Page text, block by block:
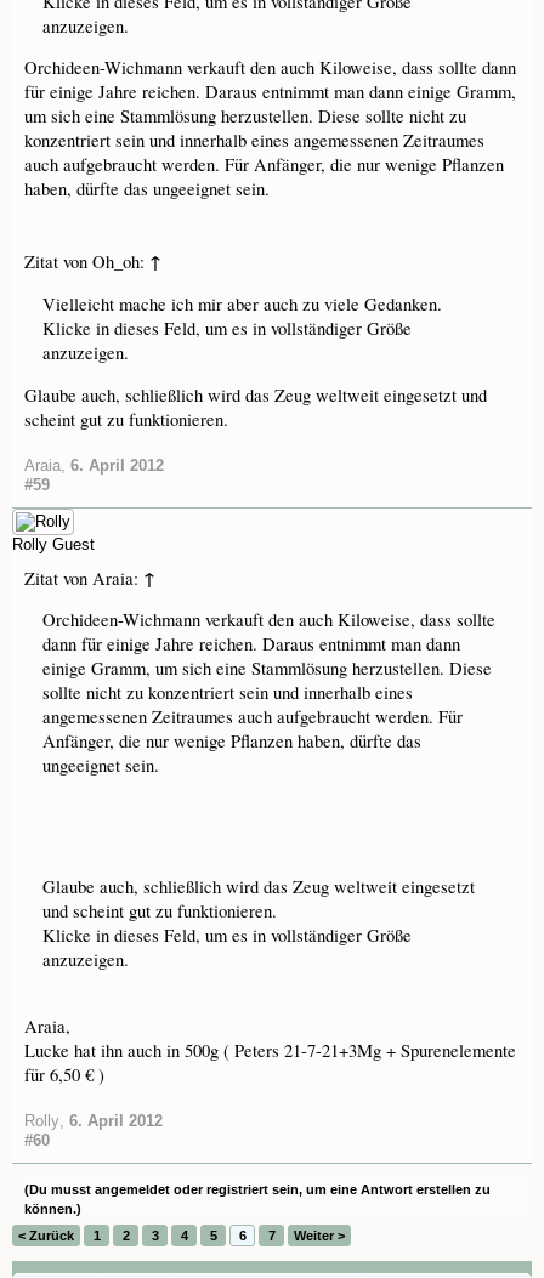
anzuzeigen.
Orchideen-Wichmann verkauft den auch Kiloweise, dass sollte dann
für einige Jahre reichen. Daraus entnimmt man dann einige Gramm,
um sich eine Stammlösung herzustellen. Diese sollte nicht zu
konzentriert sein und innerhalb eines angemessenen Zeitraumes
auch aufgebraucht werden. Für Anfänger, die nur wenige Pflanzen
haben, dürfte das ungeeignet sein.
Zitat von Oh_oh: ↑
Vielleicht mache ich mir aber auch zu viele Gedanken.
Klicke in dieses Feld, um es in vollständiger Größe
anzuzeigen.
Glaube auch, schließlich wird das Zeug weltweit eingesetzt und
scheint gut zu funktionieren.
Araia 6. April 2012
#59
Rolly Guest
Zitat von Araia: ↑
Orchideen-Wichmann verkauft den auch Kiloweise, dass sollte
dann für einige Jahre reichen. Daraus entnimmt man dann
einige Gramm, um sich eine Stammlösung herzustellen. Diese
sollte nicht zu konzentriert sein und innerhalb eines
angemessenen Zeitraumes auch aufgebraucht werden. Für
Anfänger, die nur wenige Pflanzen haben, dürfte das
ungeeignet sein.
Glaube auch, schließlich wird das Zeug weltweit eingesetzt
und scheint gut zu funktionieren.
Klicke in dieses Feld, um es in vollständiger Größe
anzuzeigen.
Araia,
Lucke hat ihn auch in 500g ( Peters 21-7-21+3Mg + Spurenelemente
für 6,50 € )
Rolly 6. April 2012
#60
(Du musst angemeldet oder registriert sein, um eine Antwort erstellen zu
können.)
< Zurück
1 2 3 4 5 6 7 Weiter >